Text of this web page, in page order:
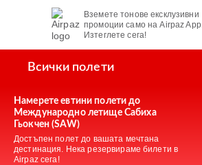
Вземете тонове ексклузивни
промоции само на Airpaz App.
Изтеглете сега!
Всички полети
Намерете евтини полети до
Международно летище Сабиха
Гьокчен (SAW)
Достъпен полет до вашата мечтана
дестинация. Нека резервираме билети в
Airpaz сега!